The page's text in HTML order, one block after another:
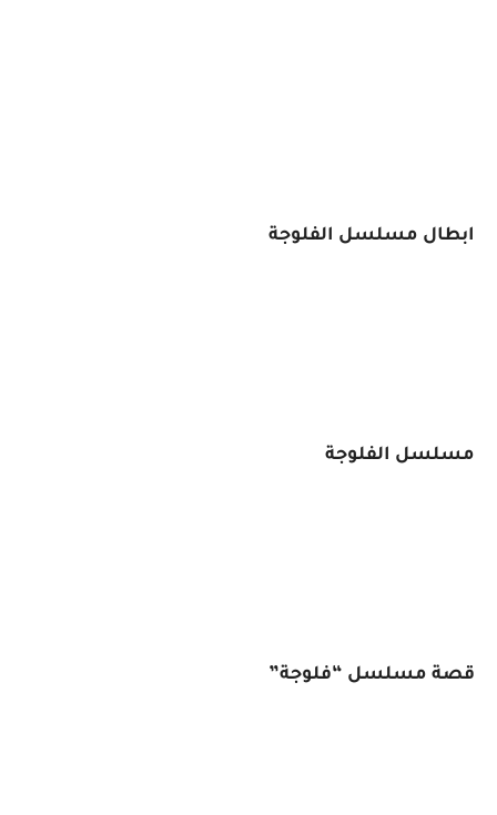
ابطال مسلسل الفلوجة
مسلسل الفلوجة
قصة مسلسل “فلوجة”